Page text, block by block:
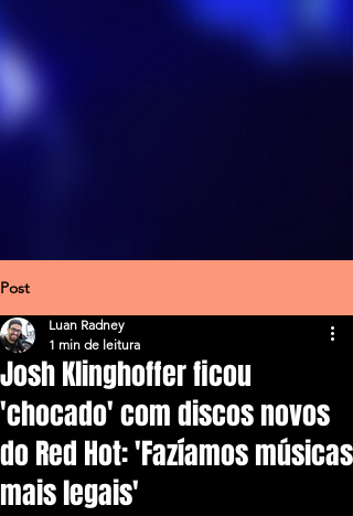
Post
Josh Klinghoffer ficou
'chocado' com discos novos
do Red Hot: 'Fazíamos músicas
mais legais'
Luan Radney
1 min de leitura